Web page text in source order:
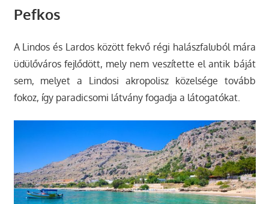
Pefkos
A Lindos és Lardos között fekvő régi halászfaluból mára
üdülőváros fejlődött, mely nem veszítette el antik báját
sem, melyet a Lindosi akropolisz közelsége tovább
fokoz, így paradicsomi látvány fogadja a látogatókat.